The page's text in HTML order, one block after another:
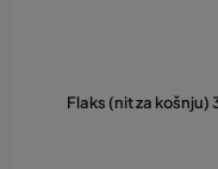
Flaks (nit za košnju)